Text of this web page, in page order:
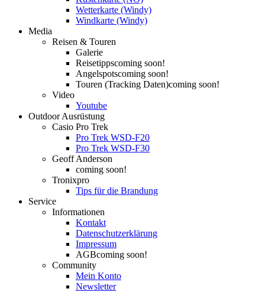
Wetterkarte (Windy)
Windkarte (Windy)
Media
Reisen & Touren
Galerie
Reisetippscoming soon!
Angelspotscoming soon!
Touren (Tracking Daten)coming soon!
Video
Youtube
Outdoor Ausrüstung
Casio Pro Trek
Pro Trek WSD-F20
Pro Trek WSD-F30
Geoff Anderson
coming soon!
Tronixpro
Tips für die Brandung
Service
Informationen
Kontakt
Datenschutzerklärung
Impressum
AGBcoming soon!
Community
Mein Konto
Newsletter